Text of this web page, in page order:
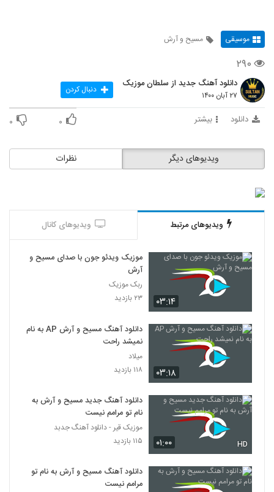
موسیقی مسیح و آرش
۲۹۰
دانلود آهنگ جدید از سلطان موزیک
۲۷ آبان ۱۴۰۰ دنبال کردن
دانلود بیشتر ۰ ۰
نظرات ویدیوهای دیگر
ویدیوهای مرتبط ویدیوهای کانال
۰۳:۱۴
موزیک ویدئو جون با صدای مسیح و
آرش
ربک موزیک
۲۳ بازدید
۰۳:۱۸
دانلود آهنگ مسیح و آرش AP به نام
نمیشد راحت
میلاد
۱۱۸ بازدید
۰۱:۰۰ HD
دانلود آهنگ جدید مسیح و آرش به
نام تو مرامم نیست
موزیک قیر - دانلود آهنگ جدبد
۱۱۵ بازدید
دانلود آهنگ مسیح و آرش به نام تو
مرامم نیست